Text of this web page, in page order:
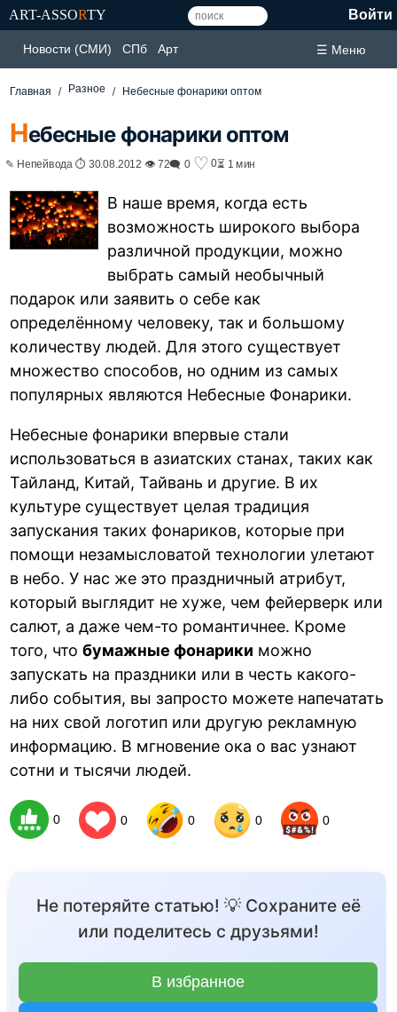
ART-ASSORTY Войти
Новости (СМИ) СПб Арт ☰ Меню
Главная Разное Небесные фонарики оптом
Небесные фонарики оптом
✎ Непейвода ⏱ 30.08.2012 👁 72🗨 0 ♡ 0⏳ 1 мин
В наше время, когда есть
возможность широкого выбора
различной продукции, можно
выбрать самый необычный
подарок или заявить о себе как
определённому человеку, так и большому
количеству людей. Для этого существует
множество способов, но одним из самых
популярных являются Небесные Фонарики.
Небесные фонарики впервые стали
использоваться в азиатских станах, таких как
Тайланд, Китай, Тайвань и другие. В их
культуре существует целая традиция
запускания таких фонариков, которые при
помощи незамысловатой технологии улетают
в небо. У нас же это праздничный атрибут,
который выглядит не хуже, чем фейерверк или
салют, а даже чем-то романтичнее. Кроме
того, чтобумажные фонарики можно
запускать на праздники или в честь какого-
либо события, вы запросто можете напечатать
на них свой логотип или другую рекламную
информацию. В мгновение ока о вас узнают
сотни и тысячи людей.
0 0 0 0 0
Не потеряйте статью! 💡 Сохраните её
или поделитесь с друзьями!
В избранное